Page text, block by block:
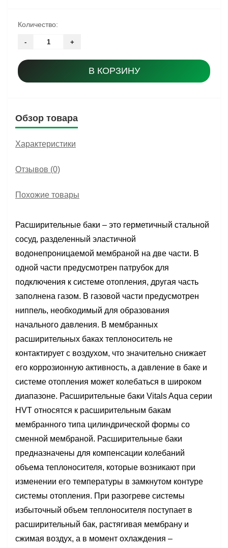
Количество:
- +
В КОРЗИНУ
Обзор товара
Характеристики
Отзывов (0)
Похожие товары
Расширительные баки – это герметичный стальной
сосуд, разделенный эластичной
водонепроницаемой мембраной на две части. В
одной части предусмотрен патрубок для
подключения к системе отопления, другая часть
заполнена газом. В газовой части предусмотрен
ниппель, необходимый для образования
начального давления. В мембранных
расширительных баках теплоноситель не
контактирует с воздухом, что значительно снижает
его коррозионную активность, а давление в баке и
системе отопления может колебаться в широком
диапазоне. Расширительные баки Vitals Aqua серии
HVT относятся к расширительным бакам
мембранного типа цилиндрической формы со
сменной мембраной. Расширительные баки
предназначены для компенсации колебаний
объема теплоносителя, которые возникают при
изменении его температуры в замкнутом контуре
системы отопления. При разогреве системы
избыточный объем теплоносителя поступает в
расширительный бак, растягивая мембрану и
сжимая воздух, а в момент охлаждения –